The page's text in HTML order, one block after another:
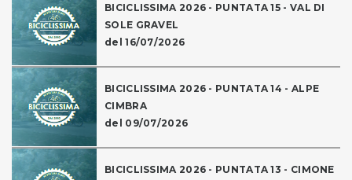
BICICLISSIMA 2026 - PUNTATA 15 - VAL DI
SOLE GRAVEL
del 16/07/2026
BICICLISSIMA 2026 - PUNTATA 14 - ALPE
CIMBRA
del 09/07/2026
BICICLISSIMA 2026 - PUNTATA 13 - CIMONE